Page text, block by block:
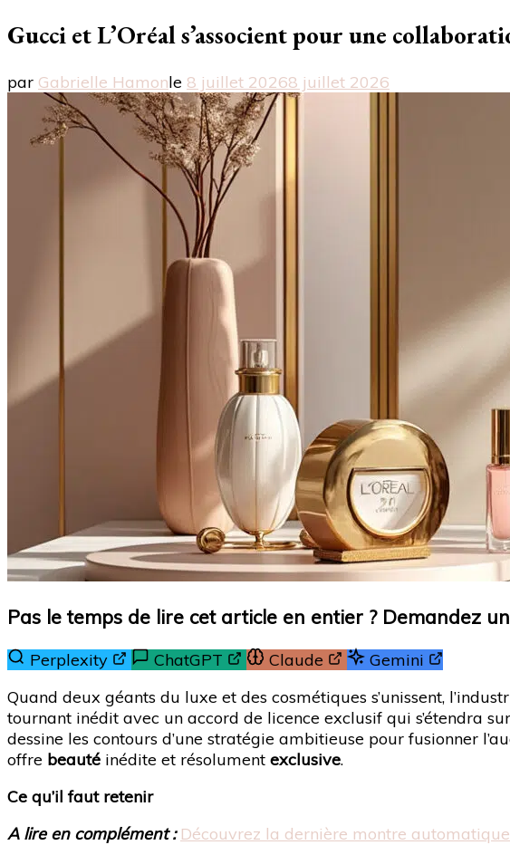
Gucci et L’Oréal s’associent pour une
par Gabrielle Hamonle 8 juillet 20268 juillet 2026
Pas le temps de lire cet article en entier ? Demandez
Perplexity ChatGPT Claude
Gemini
Quand deux géants du luxe et des cosmétiques s’unissent,
tournant inédit avec un accord de licence exclusif qui s’étendra
dessine les contours d’une stratégie ambitieuse pour fusionner
offre beauté inédite et résolument exclusive.
Ce qu’il faut retenir
A lire en complément : Découvrez la dernière montre